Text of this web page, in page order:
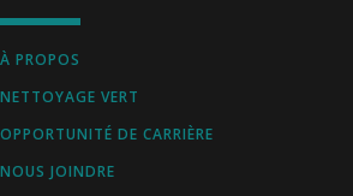
À PROPOS
NETTOYAGE VERT
OPPORTUNITÉ DE CARRIÈRE
NOUS JOINDRE